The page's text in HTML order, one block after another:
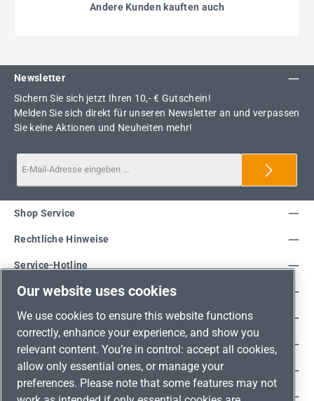
Andere Kunden kauften auch
Newsletter
Sichern Sie sich jetzt Ihren 10,- € Gutschein!
Melden Sie sich direkt für unseren Newsletter an und verpassen
Sie keine Aktionen und Neuheiten mehr!
Service-Hotline
Shop Service
Rechtliche Hinweise
Unsere Vorteile
Versandarten
Zahlungsarten
Adresse
Umweltschutz & Partnerschaft
Our website uses cookies
We use cookies to ensure this website functions
correctly, enhance your experience, and show you
relevant content. You’re in control: accept all cookies,
allow only essential ones, or manage your
preferences. Please note that some features may not